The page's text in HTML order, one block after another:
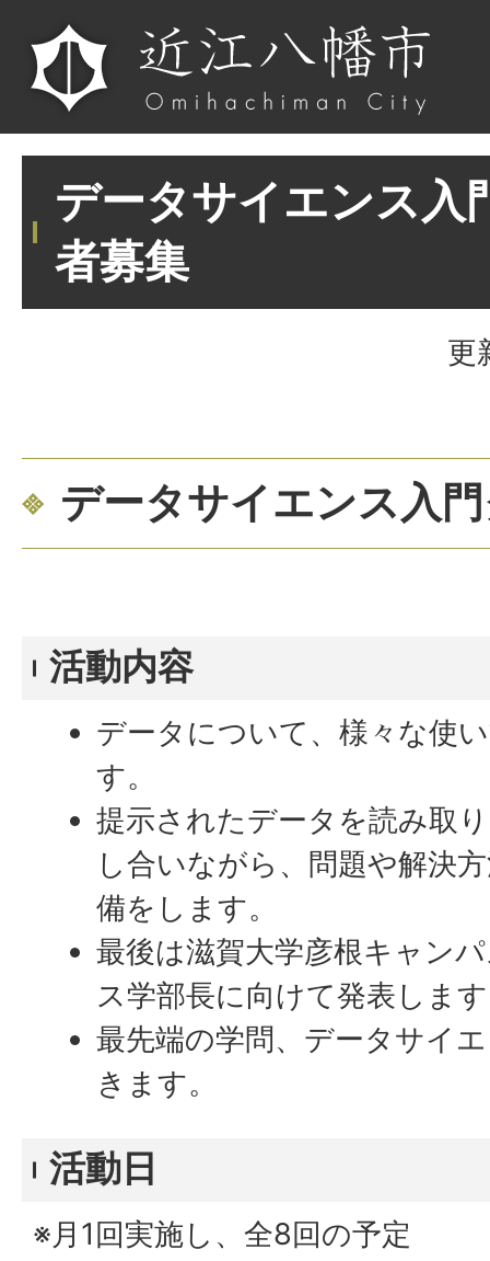
データサイエンス入
者募集
更
データサイエンス入
活動内容
データについて、様々な使
す。
提示されたデータを読み取
し合いながら、問題や解決
備をします。
最後は滋賀大学彦根キャン
ス学部長に向けて発表しま
最先端の学問、データサイ
きます。
活動日
※月1回実施し、全8回の予定